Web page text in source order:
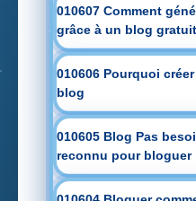
010607 Comment
grâce à un blog gratuit
010606 Pourquoi
blog
010605 Blog Pas
reconnu pour bloguer